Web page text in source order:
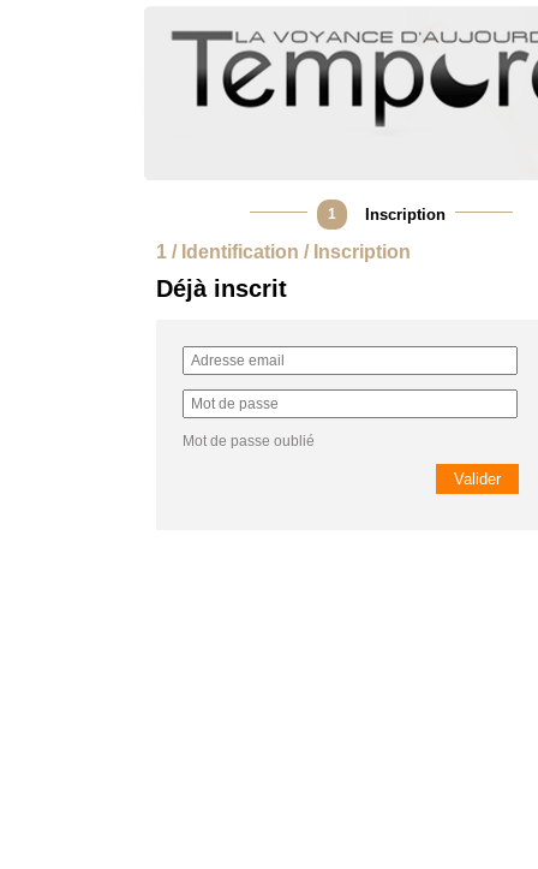
1 Inscription
1 / Identification / Inscription
Déjà inscrit
Mot de passe oublié